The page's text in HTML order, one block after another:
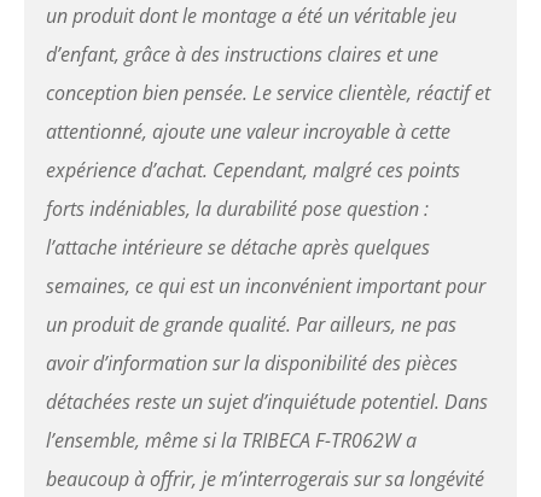
un produit dont le montage a été un véritable jeu
d’enfant, grâce à des instructions claires et une
conception bien pensée. Le service clientèle, réactif et
attentionné, ajoute une valeur incroyable à cette
expérience d’achat. Cependant, malgré ces points
forts indéniables, la durabilité pose question :
l’attache intérieure se détache après quelques
semaines, ce qui est un inconvénient important pour
un produit de grande qualité. Par ailleurs, ne pas
avoir d’information sur la disponibilité des pièces
détachées reste un sujet d’inquiétude potentiel. Dans
l’ensemble, même si la TRIBECA F-TR062W a
beaucoup à offrir, je m’interrogerais sur sa longévité